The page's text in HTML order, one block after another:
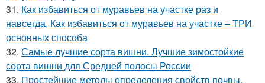
31. Как избавиться от муравьев на участке раз и
навсегда. Как избавиться от муравьев на участке – ТРИ
основных способа
32. Самые лучшие сорта вишни. Лучшие зимостойкие
сорта вишни для Средней полосы России
33. Простейшие методы определения свойств почвы.